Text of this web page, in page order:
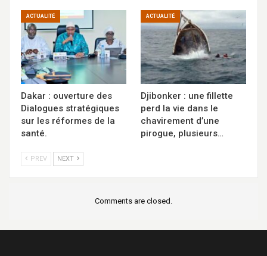
ACTUALITÉ
Dakar : ouverture des
Dialogues stratégiques
sur les réformes de la
santé.
ACTUALITÉ
Djibonker : une fillette
perd la vie dans le
chavirement d’une
pirogue, plusieurs…
PREV NEXT
Comments are closed.